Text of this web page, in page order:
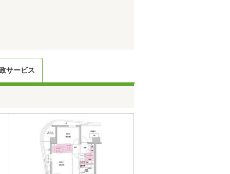
サービス